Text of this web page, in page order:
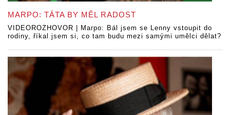
MARPO: TÁTA BY MĚL RADOST
VIDEOROZHOVOR | Marpo: Bál jsem se Lenny vstoupit do
rodiny, říkal jsem si, co tam budu mezi samými umělci dělat?